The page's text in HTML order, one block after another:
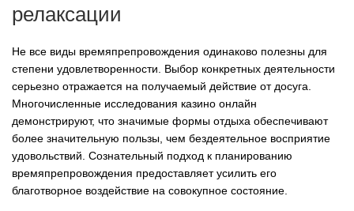
релаксации
Не все виды времяпрепровождения одинаково полезны для
степени удовлетворенности. Выбор конкретных деятельности
серьезно отражается на получаемый действие от досуга.
Многочисленные исследования казино онлайн
демонстрируют, что значимые формы отдыха обеспечивают
более значительную пользы, чем бездеятельное восприятие
удовольствий. Сознательный подход к планированию
времяпрепровождения предоставляет усилить его
благотворное воздействие на совокупное состояние.